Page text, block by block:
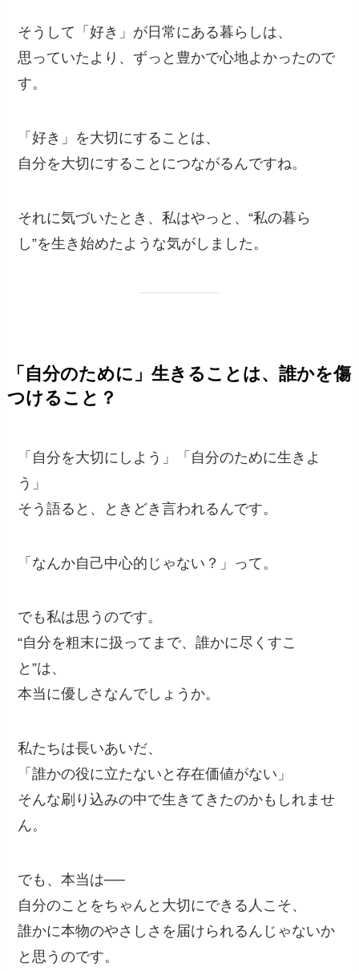
そうして「好き」が日常にある暮らしは、
思っていたより、ずっと豊かで心地よかったので
す。
「好き」を大切にすることは、
自分を大切にすることにつながるんですね。
それに気づいたとき、私はやっと、“私の暮ら
し”を生き始めたような気がしました。
「自分のために」生きることは、誰かを傷
つけること？
「自分を大切にしよう」「自分のために生きよ
う」
そう語ると、ときどき言われるんです。
「なんか自己中心的じゃない？」って。
でも私は思うのです。
“自分を粗末に扱ってまで、誰かに尽くすこ
と”は、
本当に優しさなんでしょうか。
私たちは長いあいだ、
「誰かの役に立たないと存在価値がない」
そんな刷り込みの中で生きてきたのかもしれませ
ん。
でも、本当は──
自分のことをちゃんと大切にできる人こそ、
誰かに本物のやさしさを届けられるんじゃないか
と思うのです。